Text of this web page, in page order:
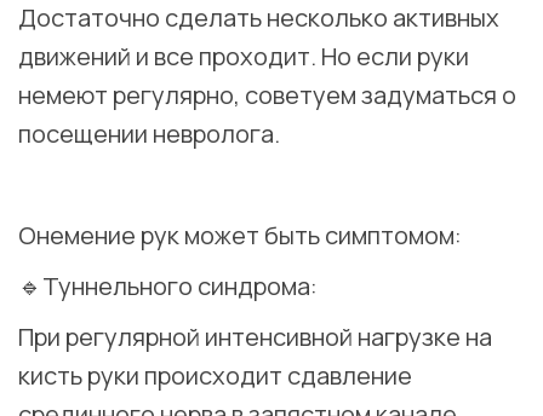
Достаточно сделать несколько активных
движений и все проходит. Но если руки
немеют регулярно, советуем задуматься о
посещении невролога.
Онемение рук может быть симптомом:
🔹Туннельного синдрома:
При регулярной интенсивной нагрузке на
кисть руки происходит сдавление